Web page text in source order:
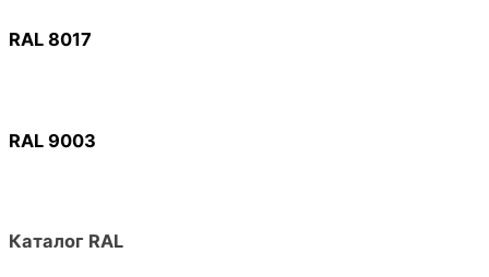
RAL 8017
RAL 9003
Каталог RAL